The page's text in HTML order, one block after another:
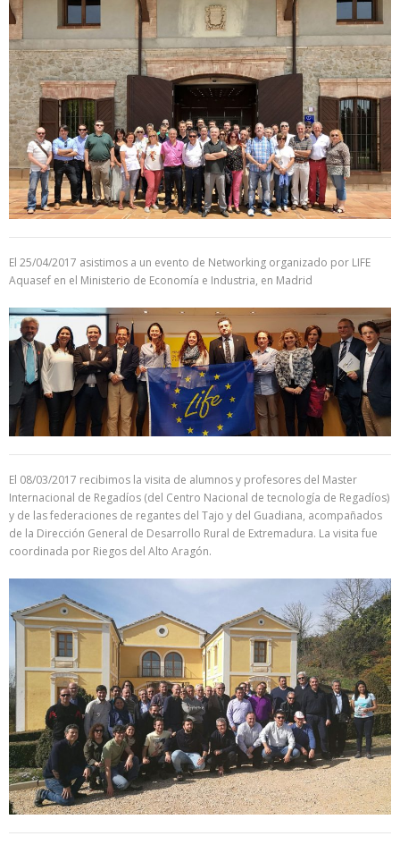
El 25/04/2017 asistimos a un evento de Networking organizado por LIFE
Aquasef en el Ministerio de Economía e Industria, en Madrid
El 08/03/2017 recibimos la visita de alumnos y profesores del Master
Internacional de Regadíos (del Centro Nacional de tecnología de Regadíos)
y de las federaciones de regantes del Tajo y del Guadiana, acompañados
de la Dirección General de Desarrollo Rural de Extremadura. La visita fue
coordinada por Riegos del Alto Aragón.